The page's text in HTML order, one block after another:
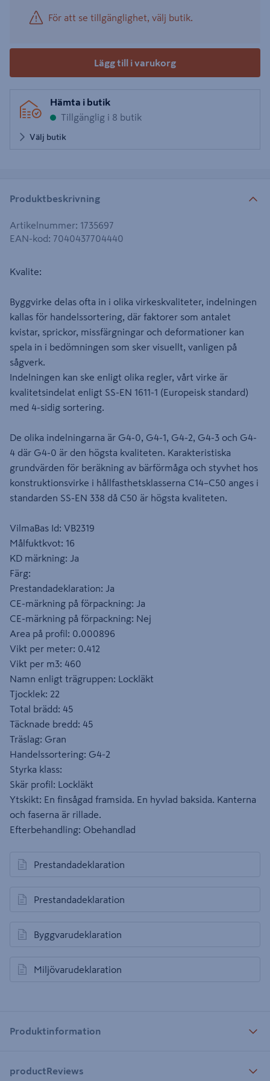
För att se tillgänglighet, välj butik.
Lägg till i varukorg
Hämta i butik
Tillgänglig i 8 butik
Välj butik
Produktbeskrivning
Artikelnummer: 1735697
EAN-kod: 7040437704440
Kvalite:
Byggvirke delas ofta in i olika virkeskvaliteter, indelningen
kallas för handelssortering, där faktorer som antalet
kvistar, sprickor, missfärgningar och deformationer kan
spela in i bedömningen som sker visuellt, vanligen på
sågverk.
Indelningen kan ske enligt olika regler, vårt virke är
kvalitetsindelat enligt SS-EN 1611-1 (Europeisk standard)
med 4-sidig sortering.
De olika indelningarna är G4-0, G4-1, G4-2, G4-3 och G4-
4 där G4-0 är den högsta kvaliteten. Karakteristiska
grundvärden för beräkning av bärförmåga och styvhet hos
konstruktionsvirke i hållfasthetsklasserna C14–C50 anges i
standarden SS-EN 338 då C50 är högsta kvaliteten.
VilmaBas Id: VB2319
Målfuktkvot: 16
KD märkning: Ja
Färg:
Prestandadeklaration: Ja
CE-märkning på förpackning: Ja
CE-märkning på förpackning: Nej
Area på profil: 0.000896
Vikt per meter: 0.412
Vikt per m3: 460
Namn enligt trägruppen: Lockläkt
Tjocklek: 22
Total brädd: 45
Täcknade bredd: 45
Träslag: Gran
Handelssortering: G4-2
Styrka klass:
Skär profil: Lockläkt
Ytskikt: En finsågad framsida. En hyvlad baksida. Kanterna
och faserna är rillade.
Efterbehandling: Obehandlad
Prestandadeklaration
öppnas i en ny flik
Prestandadeklaration
öppnas i en ny flik
Byggvarudeklaration
öppnas i en ny flik
Miljövarudeklaration
öppnas i en ny flik
Produktinformation
productReviews